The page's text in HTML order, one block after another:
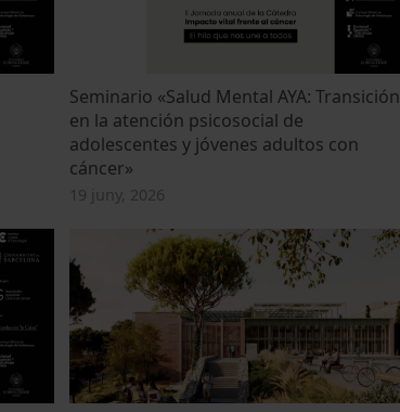
Seminario «Salud Mental AYA: Transición
en la atención psicosocial de
adolescentes y jóvenes adultos con
cáncer»
19 juny, 2026